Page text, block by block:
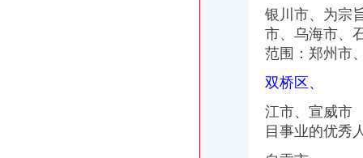
重庆财务业务招聘|重庆财务业务职位信息汇总|财务业务重庆招聘分类-
重庆渝中公司注册、营业执照、验资、记帐报税等服务_重庆渝中区工
重庆财务业务招聘|重庆财务业务职位信息汇总|财务业务重庆招聘分类-
昌福·盛景郦城一期_日月光解放碑1号R3_启迪协信城立方_楼盘对比
安卓博|安卓博深圳公司做账报税自己可以操作吗_比网vita
喜讯！8月1日起,主城区的二手房交易税收业务可以网上申请了！-民
1106__重庆公司执照代办|重庆公司注册代办_重庆齐齐会计代账公司
银川市、为宗
市、 乌海市、
范围：郑州市
双桥区、
江市、宣威市
目事业的优秀